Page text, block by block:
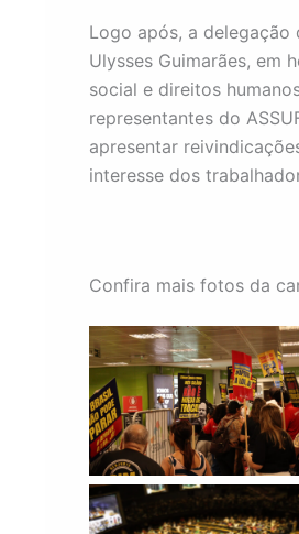
Logo após, a delegação
Ulysses Guimarães, em
social e direitos
representantes do
apresentar
interesse dos
Confira mais fotos da